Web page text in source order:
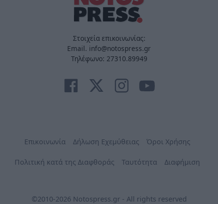
Στοιχεία επικοινωνίας:
Email. info@notospress.gr
Τηλέφωνο: 27310.89949
Επικοινωνία Δήλωση Εχεμύθειας Όροι Χρήσης
Πολιτική κατά της Διαφθοράς Ταυτότητα Διαφήμιση
©2010-2026 Notospress.gr - All rights reserved